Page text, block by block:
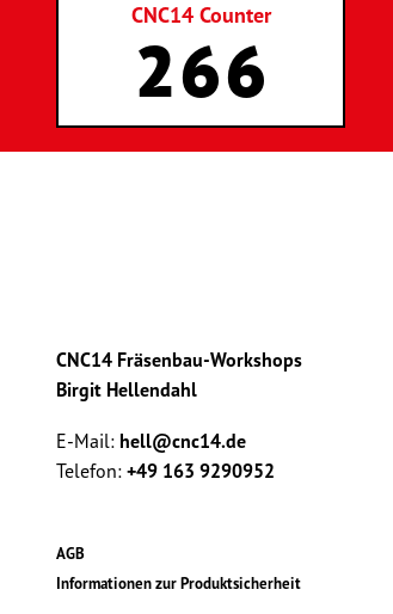
CNC14 Counter
266
CNC14 Fräsenbau-Workshops
Birgit Hellendahl
E-Mail: hell@cnc14.de
Telefon: +49 163 9290952
AGB
Informationen zur Produktsicherheit